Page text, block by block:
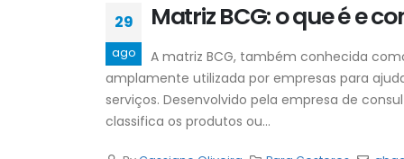
29
ago
Matriz BCG: o que é e
A matriz BCG, também conhecida
amplamente utilizada por empresas para
serviços. Desenvolvido pela empresa de
classifica os produtos ou...